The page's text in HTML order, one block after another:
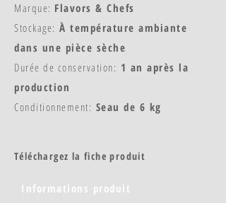
Marque: Flavors & Chefs
Stockage: À température ambiante
dans une pièce sèche
Durée de conservation: 1 an après la
production
Conditionnement: Seau de 6 kg
Téléchargez la fiche produit
Informations produit